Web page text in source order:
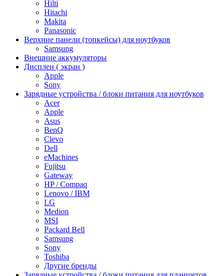
Hilti
Hitachi
Makita
Panasonic
Верхние панели (топкейсы) для ноутбуков
Samsung
Внешние аккумуляторы
Дисплеи ( экран )
Apple
Sony
Зарядные устройства / блоки питания для ноутбуков
Acer
Apple
Asus
BenQ
Clevo
Dell
eMachines
Fujitsu
Gateway
HP / Compaq
Lenovo / IBM
LG
Medion
MSI
Packard Bell
Samsung
Sony
Toshiba
Другие бренды